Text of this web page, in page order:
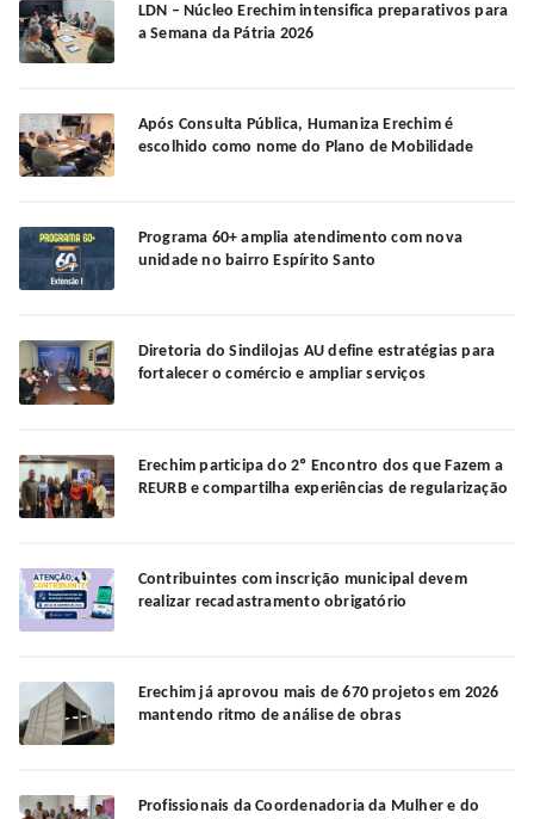
LDN – Núcleo Erechim intensifica preparativos para
a Semana da Pátria 2026
Após Consulta Pública, Humaniza Erechim é
escolhido como nome do Plano de Mobilidade
Programa 60+ amplia atendimento com nova
unidade no bairro Espírito Santo
Diretoria do Sindilojas AU define estratégias para
fortalecer o comércio e ampliar serviços
Erechim participa do 2º Encontro dos que Fazem a
REURB e compartilha experiências de regularização
Contribuintes com inscrição municipal devem
realizar recadastramento obrigatório
Erechim já aprovou mais de 670 projetos em 2026
mantendo ritmo de análise de obras
Profissionais da Coordenadoria da Mulher e do